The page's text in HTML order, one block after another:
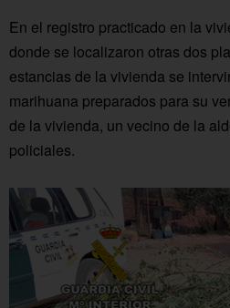
En el registro practicado en la
donde se localizaron otras dos
estancias de la vivienda se
marihuana preparados para su
de la vivienda, un vecino de la
policiales.